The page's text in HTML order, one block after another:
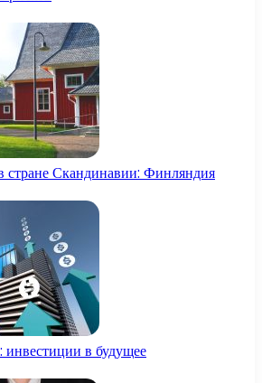
стране Скандинавии: Финляндия
в будущее